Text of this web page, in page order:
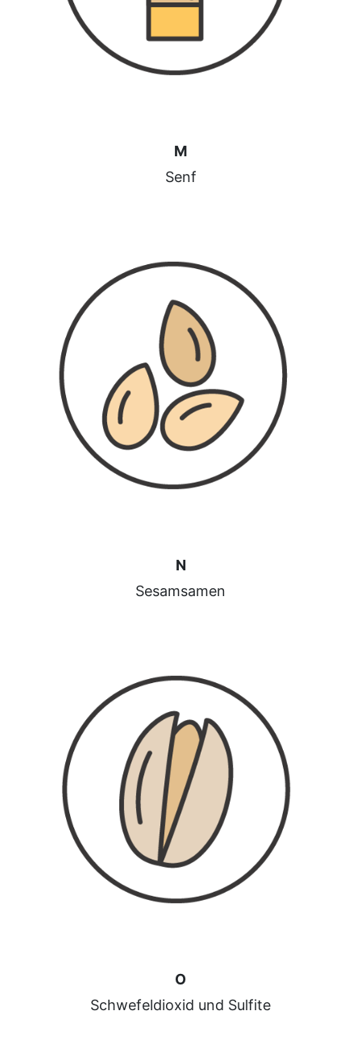
M
Senf
N​
Sesamsamen
O
Schwefeldioxid und Sulfite